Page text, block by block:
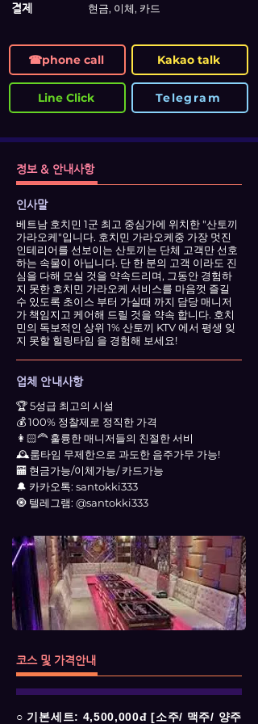
결제 현금, 이체, 카드
☎phone call Kakao talk
Line Click Telegram
정보 & 안내사항
인사말
베트남 호치민 1군 최고 중심가에 위치한 "산토끼
가라오케"입니다. 호치민 가라오케중 가장 멋진
인테리어를 선보이는 산토끼는 단체 고객만 선호
하는 속물이 아닙니다. 단 한 분의 고객 이라도 진
심을 다해 모실 것을 약속드리며, 그동안 경험하
지 못한 호치민 가라오케 서비스를 마음껏 즐길
수 있도록 초이스 부터 가실때 까지 담당 매니저
가 책임지고 케어해 드릴 것을 약속 합니다. 호치
민의 독보적인 상위 1% 산토끼 KTV 에서 평생 잊
지 못할 힐링타임 을 경험해 보세요!
업체 안내사항
🏆 5성급 최고의 시설
💰 100% 정찰제로 정직한 가격
👩🏻‍🦰 훌륭한 매니저들의 친절한 서비
🕰️룸타임 무제한으로 과도한 음주가무 가능!
🏧 현금가능/이체가능/ 카드가능
🔔 카카오톡: santokki333
🧿 텔레그램: @santokki333
코스 및 가격안내
○ 기본세트: 4,500,000đ [소주/ 맥주/ 양주